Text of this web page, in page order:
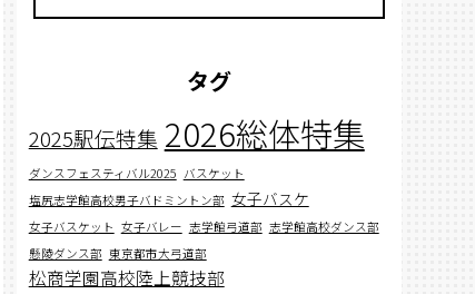
タグ
2025駅伝特集 2026総体特集
ダンスフェスティバル2025 バスケット
塩尻志学館高校男子バドミントン部 女子バスケ
女子バスケット 女子バレー 志学館弓道部 志学館高校ダンス部
懸陵ダンス部 東京都市大弓道部
松商学園高校陸上競技部